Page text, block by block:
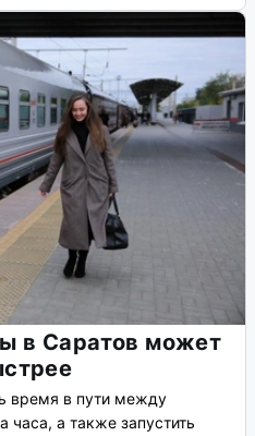
в Саратов может
время в пути между
часа, а также запустить